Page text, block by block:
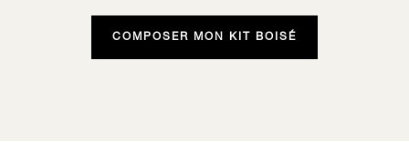
COMPOSER MON KIT BOISÉ